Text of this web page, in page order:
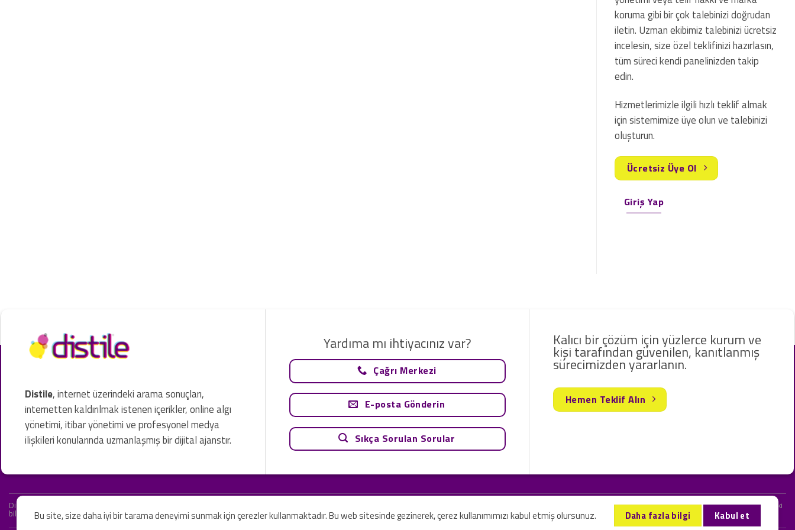
koruma gibi bir çok talebinizi doğrudan
iletin. Uzman ekibimiz talebinizi ücretsiz
incelesin, size özel teklifinizi hazırlasın,
tüm süreci kendi panelinizden takip
edin.
Hizmetlerimizle ilgili hızlı teklif almak
için sistemimize üye olun ve talebinizi
oluşturun.
Ücretsiz Üye Ol
Giriş Yap
Distile, internet üzerindeki arama sonuçları,
internetten kaldırılmak istenen içerikler, online algı
yönetimi, itibar yönetimi ve profesyonel medya
ilişkileri konularında uzmanlaşmış bir dijital ajanstır.
Yardıma mı ihtiyacınız var?
Çağrı Merkezi
E-posta Gönderin
Sıkça Sorulan Sorular
Kalıcı bir çözüm için yüzlerce kurum ve
kişi tarafından güvenilen, kanıtlanmış
sürecimizden yararlanın.
Hemen Teklif Alın
Distile bir hukuk firması değildir ve hizmetlerimizin hiçbiri resmi hukuki tavsiye olarak değerlendirilemez. Sadece teknoloji ve danışmanlık şirketi olarak hizmet vermekteyiz. Web sitemizde ve sizinle kurduğumuz iletişimlerdeki
bilgiler yalnızca genel bilgi niteliğindedir. Yasal tavsiye olarak değerlendirilmesi amaçlanmamıştır.
Bu site, size daha iyi bir tarama deneyimi sunmak için çerezler kullanmaktadır. Bu web sitesinde gezinerek, çerez kullanımımızı kabul etmiş olursunuz. Daha fazla bilgi Kabul et